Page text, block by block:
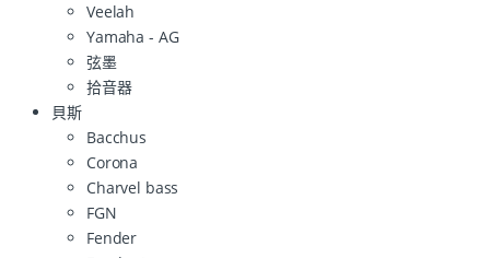
Veelah
Yamaha - AG
弦墨
拾音器
貝斯
Bacchus
Corona
Charvel bass
FGN
Fender